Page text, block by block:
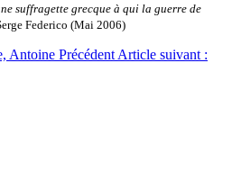
suffragette grecque à qui la guerre de
Federico (Mai 2006)
Antoine Précédent Article suivant :